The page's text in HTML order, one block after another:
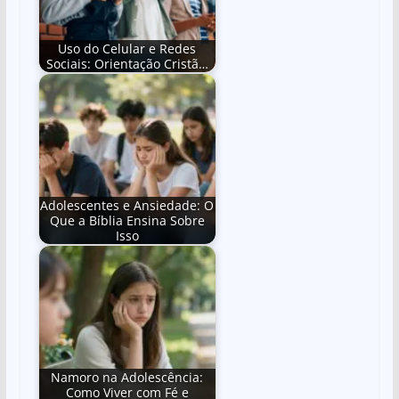
Uso do Celular e Redes
Sociais: Orientação Cristã…
Adolescentes e Ansiedade: O
Que a Bíblia Ensina Sobre
Isso
Namoro na Adolescência:
Como Viver com Fé e